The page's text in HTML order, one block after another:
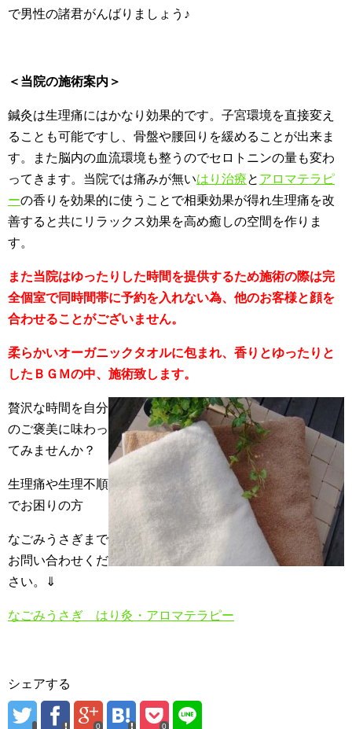
で男性の諸君がんばりましょう♪
＜当院の施術案内＞
鍼灸は生理痛にはかなり効果的です。子宮環境を直接変え
ることも可能ですし、骨盤や腰回りを緩めることが出来ま
す。また脳内の血流環境も整うのでセロトニンの量も変わ
ってきます。当院では痛みが無いはり治療と アロマテラピ
ーの香りを効果的に使うことで相乗効果が得れ生理痛を改
善すると共にリラックス効果を高め癒しの空間を作りま
す。
また当院はゆったりした時間を提供するため施術の際は完
全個室で同時間帯に予約を入れない為、他のお客様と顔を
合わせることがございません。
柔らかいオーガニックタオルに包まれ、香りとゆったりと
したＢＧＭの中、施術致します。
贅沢な時間を自分
のご褒美に味わっ
てみませんか？
生理痛や生理不順
でお困りの方
なごみうさぎまで
お問い合わせくだ
さい。⇓
なごみうさぎ はり灸・アロマテラピー
シェアする
0 0